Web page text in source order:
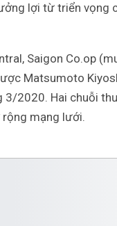
lợi từ triển vọng
Saigon Co.op
Matsumoto
3/2020. Hai chuỗi
mạng lưới.